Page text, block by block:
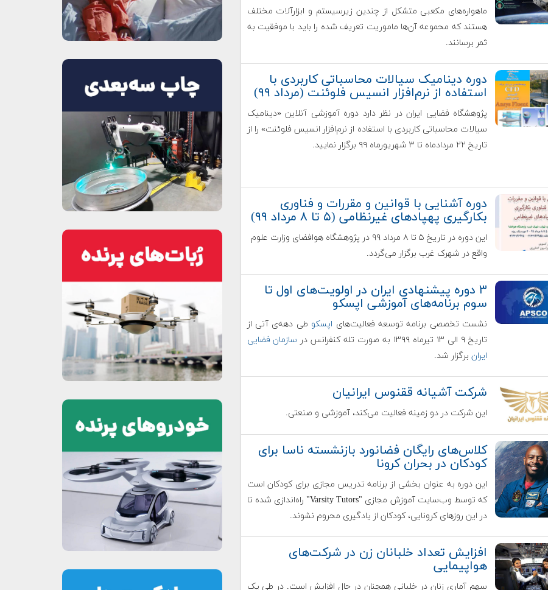
ماهواره‌های مکعبی متشکل از چندین زیرسیستم و ابزارآلات مختلف
هستند که محموعه آن‌ها ماموریت تعریف شده را باید با موفقیت به
ثمر برسانند.
دوره دینامیک سیالات محاسباتی کاربردی با
استفاده از نرم‌افزار انسیس فلوئنت (مرداد ۹۹)
پژوهشگاه فضایی ایران در نظر دارد دوره آموزشی آنلاین «دینامیک
سیالات محاسباتی کاربردی با استفاده از نرم‌افزار انسیس فلوئنت» را از
تاریخ ۲۲ مردادماه تا ۳ شهریورماه ۹۹ برگزار نمایید.
دوره آشنایی با قوانین و مقررات و فناوری
بکارگیری پهپادهای غیرنظامی (۵ تا ۸ مرداد ۹۹)
این دوره در تاریخ ۵ تا ۸ مرداد ۹۹ در پژوهشگاه هوافضای وزارت علوم
واقع در شهرک غرب برگزار می‌گردد.
۳ دوره پیشنهادی ایران در اولویت‌های اول تا
سوم برنامه‌های آموزشی اپسکو
نشست تخصصی برنامه توسعه فعالیت‌های اپسکو طی دهه‌ی آتی از
تاریخ ۹ الی ۱۳ تیرماه ۱۳۹۹ به صورت تله کنفرانس در
سازمان فضایی
ایرانبرگزار شد.
شرکت آشیانه ققنوس ایرانیان
این شرکت در دو زمینه فعالیت می‌کند، آموزشی و صنعتی.
کلاس‌های رایگان فضانورد بازنشسته ناسا برای
کودکان در بحران کرونا
این دوره به عنوان بخشی از برنامه تدریس مجازی برای کودکان است
که توسط وب‌سایت آموزش مجازی "Varsity Tutors" راه‌اندازی شده تا
در این روزهای کرونایی، کودکان از یادگیری محروم نشوند.
افزایش تعداد خلبانان زن در شرکت‌های
هواپیمایی
سهم آماری زنان در خلبانی همچنان در حال افزایش است. در طی یک